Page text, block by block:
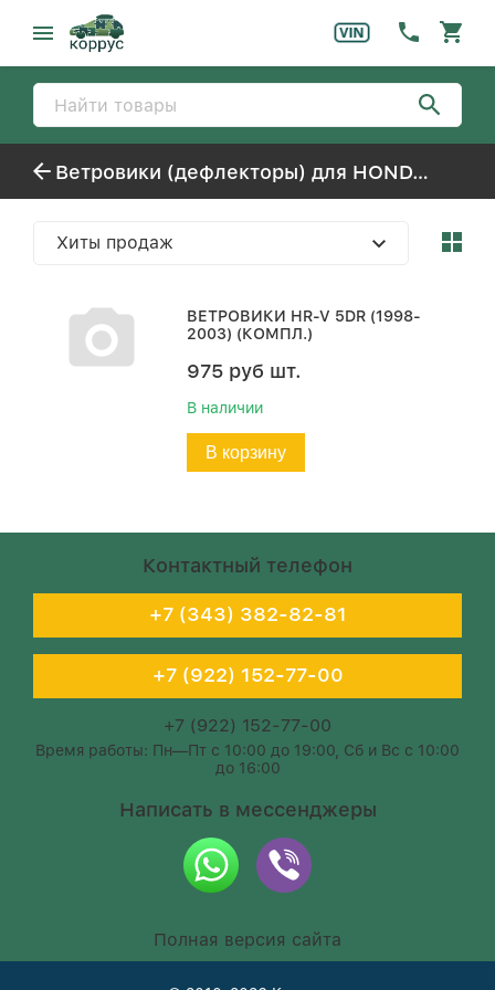
Ветровики (дефлекторы) для HONDA H-RV
Хиты продаж
ВЕТРОВИКИ HR-V 5DR (1998-
2003) (КОМПЛ.)
975 руб шт.
В наличии
В корзину
Контактный телефон
+7 (343) 382-82-81
+7 (922) 152-77-00
+7 (922) 152-77-00
Время работы: Пн—Пт с 10:00 до 19:00, Сб и Вс с 10:00
до 16:00
Написать в мессенджеры
Полная версия сайта